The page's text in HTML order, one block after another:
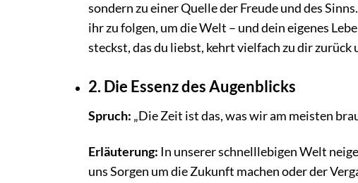
sondern zu einer Quelle der Freude und des
ihr zu folgen, um die Welt – und dein eigenes
steckst, das du liebst, kehrt vielfach zu dir zurück
2. Die Essenz des Augenblicks
Spruch: „Die Zeit ist das, was wir am meisten
Erläuterung: In unserer schnelllebigen Welt
uns Sorgen um die Zukunft machen oder der